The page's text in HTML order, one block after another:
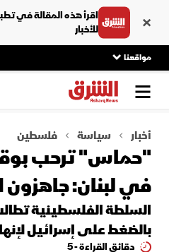
اقرأ هذه المقالة في
للأخبار
مواقعنا
أخبار سياسة فلسطين
"حماس" ترحب
في لبنان: جاهزون
السلطة الفلسطينية
بالضغط على إسرائيل
دقائق القراءة - 5